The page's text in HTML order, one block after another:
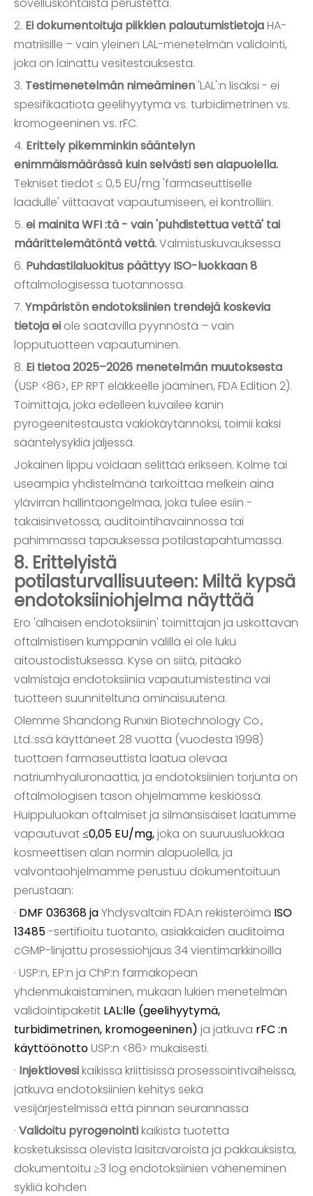
2. Ei dokumentoituja piikkien palautumistietojaHA-
matriisille – vain yleinen LAL-menetelmän validointi,
joka on lainattu vesitestauksesta.
3. Testimenetelmän nimeäminen'LAL':n lisäksi - ei
spesifikaatiota geelihyytymä vs. turbidimetrinen vs.
kromogeeninen vs. rFC.
4. Erittely pikemminkin sääntelyn
enimmäismäärässä kuin selvästi sen alapuolella.
Tekniset tiedot ≤ 0,5 EU/mg 'farmaseuttiselle
laadulle' viittaavat vapautumiseen, ei kontrolliin.
5. ei mainita WFI :tä - vain 'puhdistettua vettä' tai
määrittelemätöntä vettä.Valmistuskuvauksessa
6. Puhdastilaluokitus päättyy ISO-luokkaan 8
oftalmologisessa tuotannossa.
7. Ympäristön endotoksiinien trendejä koskevia
tietoja ei ole saatavilla pyynnöstä – vain
lopputuotteen vapautuminen.
8. Ei tietoa 2025–2026 menetelmän muutoksesta
(USP <86>, EP RPT eläkkeelle jääminen, FDA Edition 2).
Toimittaja, joka edelleen kuvailee kanin
pyrogeenitestausta vakiokäytännöksi, toimii kaksi
sääntelysykliä jäljessä.
Jokainen lippu voidaan selittää erikseen. Kolme tai
useampia yhdistelmänä tarkoittaa melkein aina
ylävirran hallintaongelmaa, joka tulee esiin -
takaisinvetossa, auditointihavainnossa tai
pahimmassa tapauksessa potilastapahtumassa.
8. Erittelyistä
potilasturvallisuuteen: Miltä kypsä
endotoksiiniohjelma näyttää
Ero 'alhaisen endotoksiinin' toimittajan ja uskottavan
oftalmistisen kumppanin välillä ei ole luku
aitoustodistuksessa. Kyse on siitä, pitääkö
valmistaja endotoksiinia vapautumistestinä vai
tuotteen suunniteltuna ominaisuutena.
Olemme Shandong Runxin Biotechnology Co.,
Ltd.:ssä käyttäneet 28 vuotta (vuodesta 1998)
tuottaen farmaseuttista laatua olevaa
natriumhyaluronaattia, ja endotoksiinien torjunta on
oftalmologisen tason ohjelmamme keskiössä.
Huippuluokan oftalmiset ja silmänsisäiset laatumme
vapautuvat≤0,05 EU/mg,joka on suuruusluokkaa
kosmeettisen alan normin alapuolella, ja
valvontaohjelmamme perustuu dokumentoituun
perustaan:
· DMF 036368 jaYhdysvaltain FDA:n rekisteröimä ISO
13485-sertifioitu tuotanto, asiakkaiden auditoima
cGMP-linjattu prosessiohjaus 34 vientimarkkinoilla
· USP:n, EP:n ja ChP:n farmakopean
yhdenmukaistaminen, mukaan lukien menetelmän
validointipaketit LAL:lle (geelihyytymä,
turbidimetrinen, kromogeeninen) ja jatkuva rFC :n
käyttöönottoUSP:n <86> mukaisesti.
· Injektiovesikaikissa kriittisissä prosessointivaiheissa,
jatkuva endotoksiinien kehitys sekä
vesijärjestelmissä että pinnan seurannassa
· Validoitu pyrogenointikaikista tuotetta
kosketuksissa olevista lasitavaroista ja pakkauksista,
dokumentoitu ≥3 log endotoksiinien väheneminen
sykliä kohden